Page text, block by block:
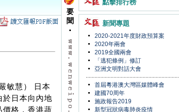
敏慧） 日本
於日本向內地
價格，香港蔬
要
聞
點擊排行榜
新聞專題
2020-2021年度財政預算案
2020年兩會
2019全國兩會
「逃犯條例」修訂
亞洲文明對話大會
首屆粵港澳大灣區媒體峰會
建國70周年
施政報告2019
新型冠狀病毒肺炎疫情